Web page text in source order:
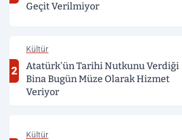
Geçit Verilmiyor
2
Kültür
Atatürk'ün Tarihi Nutkunu Verdiği
Bina Bugün Müze Olarak Hizmet
Veriyor
Kültür